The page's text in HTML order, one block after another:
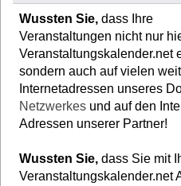
Wussten Sie, dass Ihre
Veranstaltungen nicht nur
Veranstaltungskalender.net
sondern auch auf vielen
Internetadressen unseres
Netzwerkes und auf den
Adressen unserer Partner!
Wussten Sie, dass Sie mit
Veranstaltungskalender.net